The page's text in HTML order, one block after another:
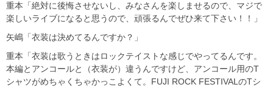
重本「絶対に後悔させないし、みなさんを楽しませるので、マジで
楽しいライブになると思うので、頑張るんでぜひ来て下さい！！」
矢嶋「衣装は決めてるんですか？」
重本「衣装は歌うときはロックテイストな感じでやってるんです。
本編とアンコールと（衣装が）違うんですけど、アンコール用のT
シャツがめちゃくちゃかっこよくて。 FUJI ROCK FESTIVALのTシ